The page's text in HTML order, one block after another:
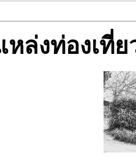
หล่งท่องเที่